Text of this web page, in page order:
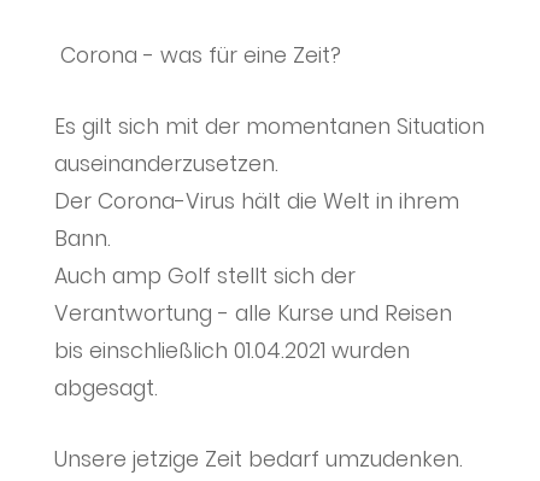
Corona - was für eine Zeit?
Es gilt sich mit der momentanen Situation
auseinanderzusetzen.
Der Corona-Virus hält die Welt in ihrem
Bann.
Auch amp Golf stellt sich der
Verantwortung - alle Kurse und Reisen
bis einschließlich 01.04.2021 wurden
abgesagt.
Unsere jetzige Zeit bedarf umzudenken.